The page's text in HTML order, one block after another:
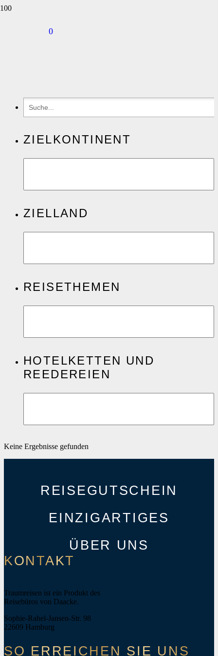
0
ZIELKONTINENT
ZIELLAND
REISETHEMEN
HOTELKETTEN UND
REEDEREIEN
Keine Ergebnisse gefunden
REISEGUTSCHEIN
EINZIGARTIGES
ÜBER UNS
KONTAKT
Traumreisen ist ein Produkt des
Reisebüros von Daacke.
Sophie-Rahel-Jansen-Str. 98
22609 Hamburg
SO ERREICHEN SIE UNS